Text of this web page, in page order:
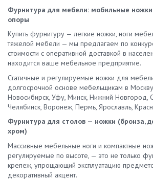
Фурнитура для мебели: мобильные
опоры
Купить фурнитуру — легкие ножки, ноги
тяжелой мебели — мы предлагаем по
стоимости с оперативной доставкой в
находится ваше мебельное предприятие.
Статичные и регулируемые ножки для
долгосрочной основе мебельщикам в
Новосибирск, Уфу, Минск, Нижний Новгород,
Челябинск, Воронеж, Пермь, Ярославль,
Фурнитура для столов — ножки (бронза,
хром)
Массивные мебельные ноги и компактные
регулируемые по высоте, — это не только
крепеж, упрощающий эксплуатацию
декоративный акцент.